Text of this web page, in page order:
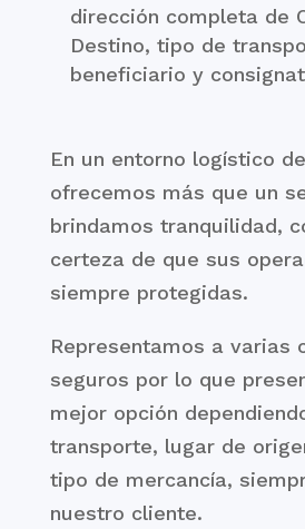
dirección completa de
Destino, tipo de
beneficiario y
En un entorno logístico
ofrecemos más que un
brindamos tranquilidad,
certeza de que sus
siempre protegidas.
Representamos a varias
seguros por lo que
mejor opción
transporte, lugar de
tipo de mercancía,
nuestro cliente.